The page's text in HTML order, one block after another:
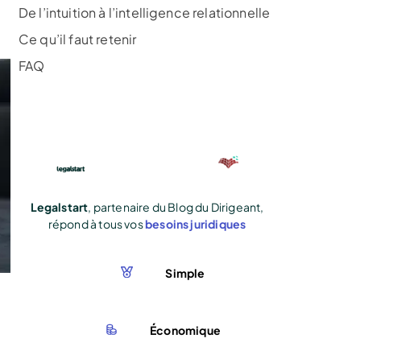
De l’intuition à l’intelligence relationnelle
Ce qu’il faut retenir
FAQ
Legalstart, partenaire du Blog du Dirigeant,
répond à tous vosbesoins juridiques
Simple
Économique